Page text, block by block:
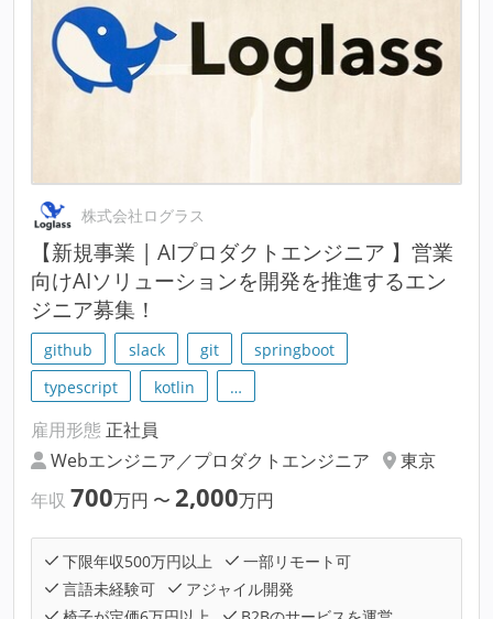
株式会社ログラス
【新規事業 | AIプロダクトエンジニア 】営業
向けAIソリューションを開発を推進するエン
ジニア募集！
github slack git
springboot
typescript
kotlin …
雇用形態 正社員
Webエンジニア／プロダクトエンジニア
東京
年収 700万円 〜 2,000万円
下限年収500万円以上
一部リモート可
言語未経験可
アジャイル開発